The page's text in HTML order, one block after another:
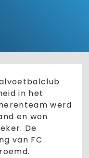
in het
werd
en won
De
van FC